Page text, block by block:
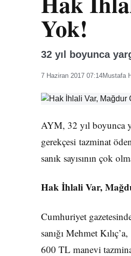
Yok!
32 yıl boyunca
7 Haziran 2017 07:14Mustafa
AYM, 32 yıl boyunca
gerekçesi tazminat
sanık sayısının çok
Hak İhlali Var,
Cumhuriyet
sanığı Mehmet
600 TL manevi